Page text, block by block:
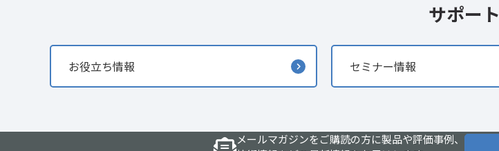
サポート
お役立ち情報 セミナー情報
メールマガジンをご購読の方に製品や評価事例、